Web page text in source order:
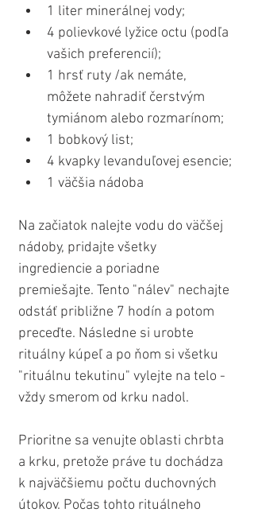
1 liter minerálnej vody;
4 polievkové lyžice octu (podľa
vašich preferencií);
1 hrsť ruty /ak nemáte,
môžete nahradiť čerstvým
tymiánom alebo rozmarínom;
1 bobkový list;
4 kvapky levanduľovej esencie;
1 väčšia nádoba
Na začiatok nalejte vodu do väčšej
nádoby, pridajte všetky
ingrediencie a poriadne
premiešajte. Tento "nálev" nechajte
odstáť približne 7 hodín a potom
preceďte. Následne si urobte
rituálny kúpeľ a po ňom si všetku
"rituálnu tekutinu" vylejte na telo -
vždy smerom od krku nadol.
Prioritne sa venujte oblasti chrbta
a krku, pretože práve tu dochádza
k najväčšiemu počtu duchovných
útokov. Počas tohto rituálneho